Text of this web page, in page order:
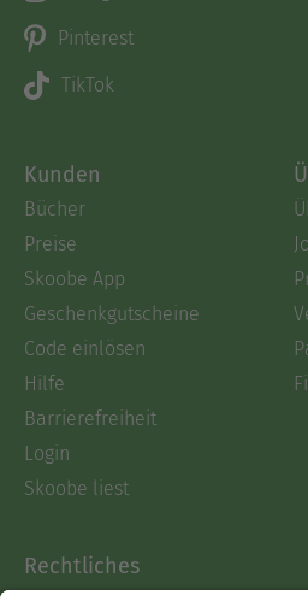
Pinterest
TikTok
Kunden
Bücher
Preise
Skoobe App
Geschenkgutscheine
Code einlösen
Hilfe
Barrierefreiheit
Login
Skoobe liest
Rechtliches